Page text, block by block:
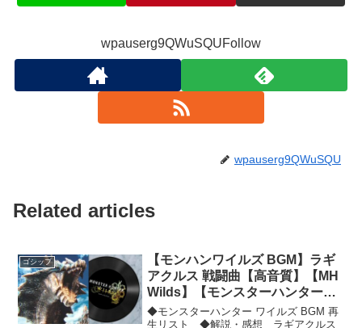
wpauserg9QWuSQUFollow
wpauserg9QWuSQU
Related articles
ゴシップ
【モンハンワイルズ BGM】ラギ
アクルス 戦闘曲【高音質】【MH
Wilds】【モンスターハンターワ
イルズ プレイ動画】
◆モンスターハンター ワイルズ BGM 再
生リスト ◆解説・感想 ラギアクルス